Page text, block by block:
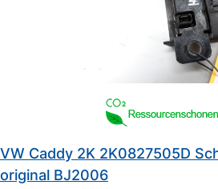
VW Caddy 2K 2K0827505D
original BJ2006